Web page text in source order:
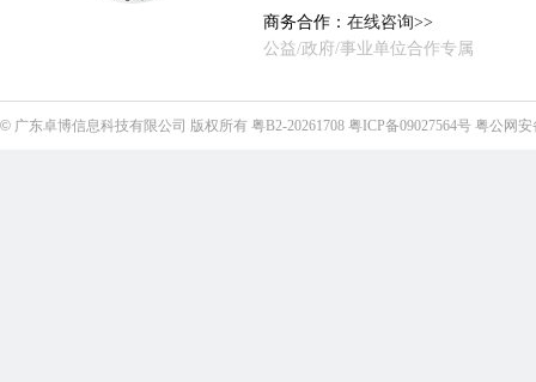
商务合作： 在线咨询>>
公益/政府/事业单位合作专属
© 广东卓博信息科技有限公司 版权所有 粤B2-20261708 粤ICP备09027564号 粤公网安